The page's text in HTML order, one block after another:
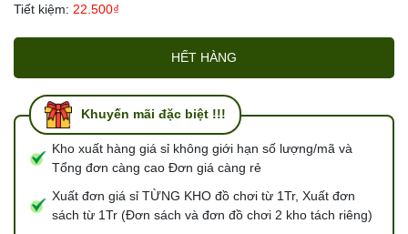
Tiết kiệm: 22.500₫
HẾT HÀNG
Khuyến mãi đặc biệt !!!
Kho xuất hàng giá sỉ không giới hạn số lượng/mã và
Tổng đơn càng cao Đơn giá càng rẻ
Xuất đơn giá sỉ TỪNG KHO đồ chơi từ 1Tr, Xuất đơn
sách từ 1Tr (Đơn sách và đơn đồ chơi 2 kho tách riêng)